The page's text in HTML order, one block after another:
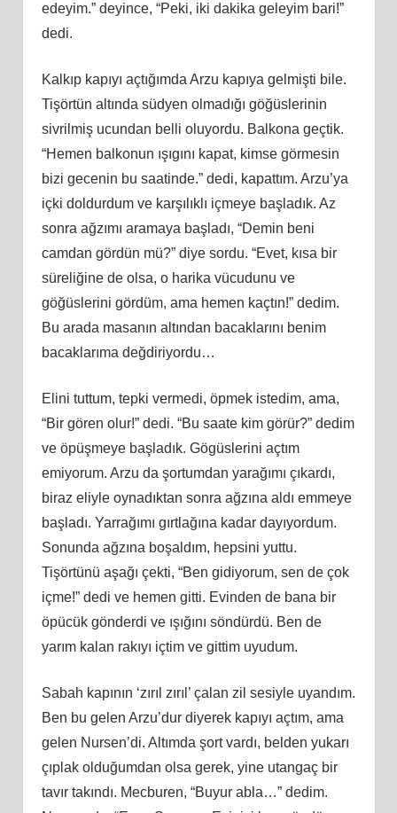
edeyim.” deyince, “Peki, iki dakika geleyim bari!”
dedi.
Kalkıp kapıyı açtığımda Arzu kapıya gelmişti bile.
Tişörtün altında südyen olmadığı göğüslerinin
sivrilmiş ucundan belli oluyordu. Balkona geçtik.
“Hemen balkonun ışıgını kapat, kimse görmesin
bizi gecenin bu saatinde.” dedi, kapattım. Arzu’ya
içki doldurdum ve karşılıklı içmeye başladık. Az
sonra ağzımı aramaya başladı, “Demin beni
camdan gördün mü?” diye sordu. “Evet, kısa bir
süreliğine de olsa, o harika vücudunu ve
göğüslerini gördüm, ama hemen kaçtın!” dedim.
Bu arada masanın altından bacaklarını benim
bacaklarıma değdiriyordu…
Elini tuttum, tepki vermedi, öpmek istedim, ama,
“Bir gören olur!” dedi. “Bu saate kim görür?” dedim
ve öpüşmeye başladık. Gögüslerini açtım
emiyorum. Arzu da şortumdan yarağımı çıkardı,
biraz eliyle oynadıktan sonra ağzına aldı emmeye
başladı. Yarrağımı gırtlağına kadar dayıyordum.
Sonunda ağzına boşaldım, hepsini yuttu.
Tişörtünü aşağı çekti, “Ben gidiyorum, sen de çok
içme!” dedi ve hemen gitti. Evinden de bana bir
öpücük gönderdi ve ışığını söndürdü. Ben de
yarım kalan rakıyı içtim ve gittim uyudum.
Sabah kapının ‘zırıl zırıl’ çalan zil sesiyle uyandım.
Ben bu gelen Arzu’dur diyerek kapıyı açtım, ama
gelen Nursen’di. Altımda şort vardı, belden yukarı
çıplak olduğumdan olsa gerek, yine utangaç bir
tavır takındı. Mecburen, “Buyur abla…” dedim.